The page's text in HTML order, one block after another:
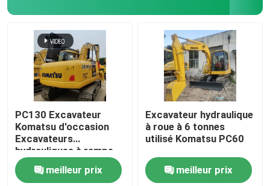
Excavatrice utilisée de Volvo
Excavateur Doosan utilisé
Excavateur Hyundai d'occasion
Camions à benne d'occasion
Les remorques usagées
PC130 Excavateur
Komatsu d'occasion
Excavateurs
hydrauliques à rampe
de 13 tonnes
meilleur prix
Excavateur hydraulique
à roue à 6 tonnes
utilisé Komatsu PC60
meilleur prix